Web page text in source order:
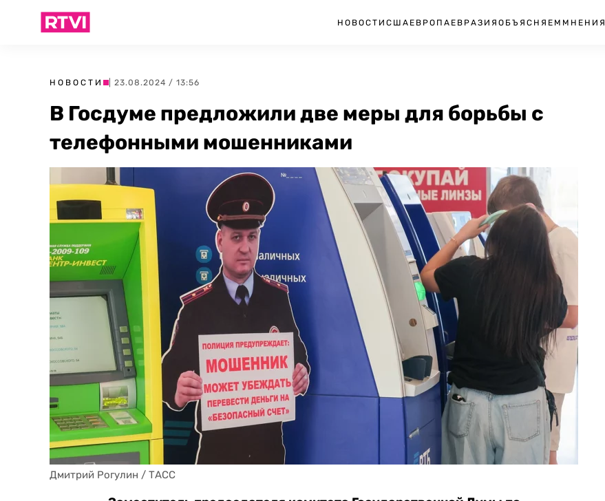
НОВОСТИ США ЕВРОПА ЕВРАЗИЯ ОБЪЯСНЯЕМ МНЕНИЯ
НОВОСТИ | 23.08.2024 / 13:56
В Госдуме предложили две меры для борьбы с
телефонными мошенниками
Дмитрий Рогулин / ТАСС